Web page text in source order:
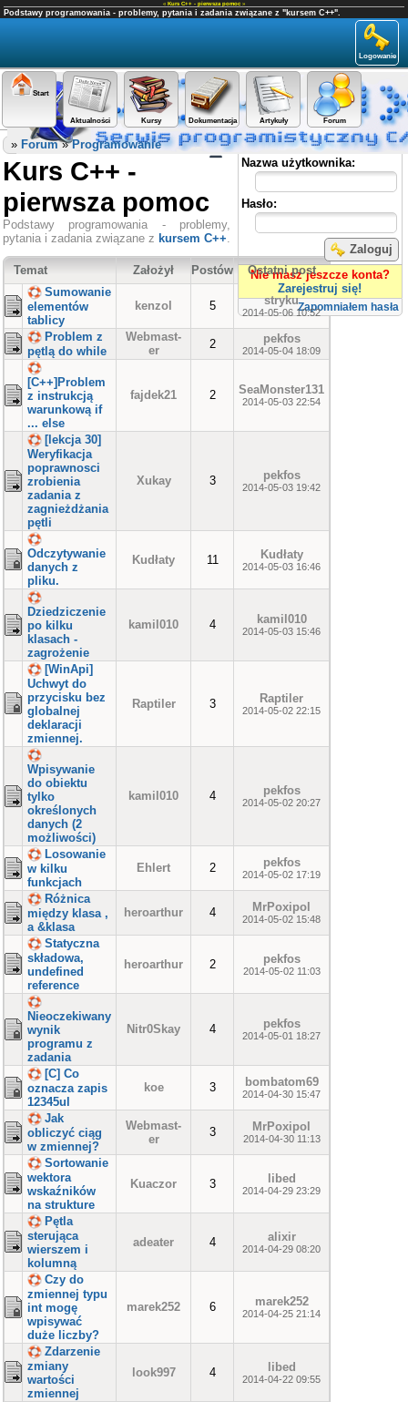
« Kurs C++ - pierwsza pomoc »
Podstawy programowania - problemy, pytania i zadania związane z "kursem C++".
Logowanie
Start
Aktualności Kursy Dokumentacja Artykuły Forum
Panel użytkownika
Nazwa użytkownika:
Hasło:
Zaloguj
Nie masz jeszcze konta?
Zarejestruj się!
Zapomniałem hasła
» Forum»Programowanie
Kurs C++ -
pierwsza pomoc
Podstawy programowania - problemy,
pytania i zadania związane z kursem C++.
Temat Założył Postów
Ostatni post
Sumowanie
elementów
tablicy
kenzol 5 stryku
2014-05-06 10:52
Problem z
pętlą do while
Webmast-
er
2 pekfos
2014-05-04 18:09
[C++]Problem
z instrukcją
warunkową if
... else
fajdek21 2 SeaMonster131
2014-05-03 22:54
[lekcja 30]
Weryfikacja
poprawnosci
zrobienia
zadania z
zagnieżdżania
pętli
Xukay 3 pekfos
2014-05-03 19:42
Odczytywanie
danych z
pliku.
Kudłaty 11 Kudłaty
2014-05-03 16:46
Dziedziczenie
po kilku
klasach -
zagrożenie
kamil010 4 kamil010
2014-05-03 15:46
[WinApi]
Uchwyt do
przycisku bez
globalnej
deklaracji
zmiennej.
Raptiler 3 Raptiler
2014-05-02 22:15
Wpisywanie
do obiektu
tylko
określonych
danych (2
możliwości)
kamil010 4 pekfos
2014-05-02 20:27
Losowanie
w kilku
funkcjach
Ehlert 2 pekfos
2014-05-02 17:19
Różnica
między klasa ,
a &klasa
heroarthur 4 MrPoxipol
2014-05-02 15:48
Statyczna
składowa,
undefined
reference
heroarthur 2 pekfos
2014-05-02 11:03
Nieoczekiwany
wynik
programu z
zadania
Nitr0Skay 4 pekfos
2014-05-01 18:27
[C] Co
oznacza zapis
12345ul
koe 3 bombatom69
2014-04-30 15:47
Jak
obliczyć ciąg
w zmiennej?
Webmast-
er
3 MrPoxipol
2014-04-30 11:13
Sortowanie
wektora
wskaźników
na strukture
Kuaczor 3 libed
2014-04-29 23:29
Pętla
sterująca
wierszem i
kolumną
adeater 4 alixir
2014-04-29 08:20
Czy do
zmiennej typu
int mogę
wpisywać
duże liczby?
marek252 6 marek252
2014-04-25 21:14
Zdarzenie
zmiany
wartości
zmiennej
look997 4 libed
2014-04-22 09:55